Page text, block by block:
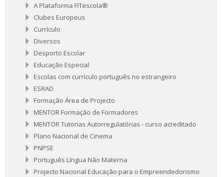
A Plataforma FITescola®
Clubes Europeus
Currículo
Diversos
Desporto Escolar
Educação Especial
Escolas com currículo português no estrangeiro
ESRAD
Formação Área de Projecto
MENTOR Formação de Formadores
MENTOR Tutorias Autorregulatórias - curso acreditado
Plano Nacional de Cinema
PNPSE
Português Língua Não Materna
Projecto Nacional Educação para o Empreendedorismo